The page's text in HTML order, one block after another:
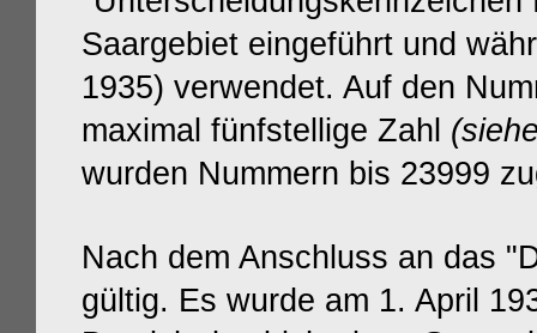
Saargebiet eingeführt und
1935) verwendet. Auf den
maximal fünfstellige Zahl
wurden Nummern bis 23999
Nach dem Anschluss an das
gültig. Es wurde am 1. April